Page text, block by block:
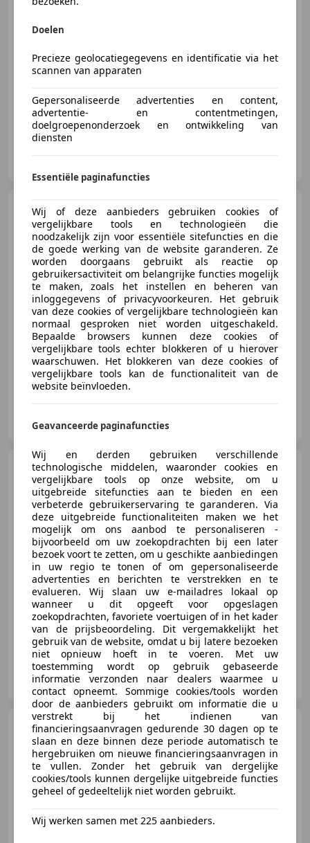
03/2006 317.700 km
Suzuki Celerio 1.0 Comfort
€ 8.950
05/2017 66.300 km Benzine 50 kW (68 PK)
NL-3888 LT Uddel
Volkswagen Tiguan1.4
TSI Sport&Style R-line Edition
Carplay|Pano|Le
€ 13.950
04/2013 164.300 km Benzine 90 kW (122 PK)
Autobedrijf Versteeg
NL-3888 LT Uddel
BMW 3203-serie Cabrio 320i
Doelen
Precieze geolocatiegegevens en identificatie via het
scannen van apparaten
Gepersonaliseerde advertenties en content,
advertentie- en contentmetingen,
doelgroepenonderzoek en ontwikkeling van
diensten
Essentiële paginafuncties
Wij of deze aanbieders gebruiken cookies of
vergelijkbare tools en technologieën die
noodzakelijk zijn voor essentiële sitefuncties en die
de goede werking van de website garanderen. Ze
worden doorgaans gebruikt als reactie op
gebruikersactiviteit om belangrijke functies mogelijk
te maken, zoals het instellen en beheren van
inloggegevens of privacyvoorkeuren. Het gebruik
van deze cookies of vergelijkbare technologieën kan
normaal gesproken niet worden uitgeschakeld.
Bepaalde browsers kunnen deze cookies of
vergelijkbare tools echter blokkeren of u hierover
waarschuwen. Het blokkeren van deze cookies of
vergelijkbare tools kan de functionaliteit van de
website beïnvloeden.
Geavanceerde paginafuncties
Wij en derden gebruiken verschillende
technologische middelen, waaronder cookies en
vergelijkbare tools op onze website, om u
uitgebreide sitefuncties aan te bieden en een
verbeterde gebruikerservaring te garanderen. Via
deze uitgebreide functionaliteiten maken we het
mogelijk om ons aanbod te personaliseren -
bijvoorbeeld om uw zoekopdrachten bij een later
bezoek voort te zetten, om u geschikte aanbiedingen
in uw regio te tonen of om gepersonaliseerde
advertenties en berichten te verstrekken en te
evalueren. Wij slaan uw e-mailadres lokaal op
wanneer u dit opgeeft voor opgeslagen
zoekopdrachten, favoriete voertuigen of in het kader
van de prijsbeoordeling. Dit vergemakkelijkt het
gebruik van de website, omdat u bij latere bezoeken
niet opnieuw hoeft in te voeren. Met uw
toestemming wordt op gebruik gebaseerde
informatie verzonden naar dealers waarmee u
contact opneemt. Sommige cookies/tools worden
door de aanbieders gebruikt om informatie die u
verstrekt bij het indienen van
financieringsaanvragen gedurende 30 dagen op te
slaan en deze binnen deze periode automatisch te
hergebruiken om nieuwe financieringsaanvragen in
te vullen. Zonder het gebruik van dergelijke
cookies/tools kunnen dergelijke uitgebreide functies
geheel of gedeeltelijk niet worden gebruikt.
Wij werken samen met 225 aanbieders.